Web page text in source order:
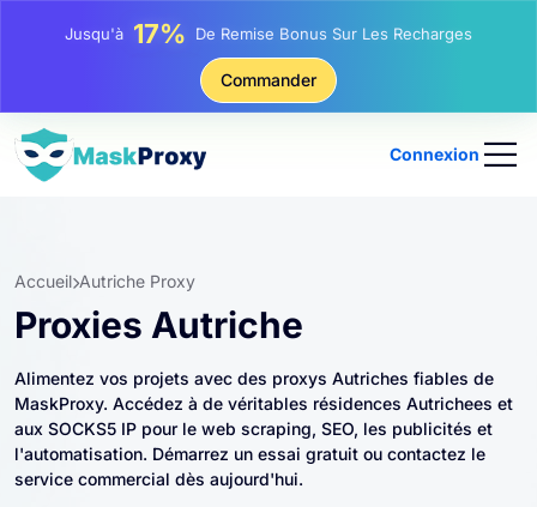
Jusqu'à25%Remise Sur Les Achats Statiques IP
Remise Sur Les Achats Tournants IP
Commander
Connexion
Accueil Autriche Proxy
Proxies Autriche
Alimentez vos projets avec des proxys Autriches fiables de
MaskProxy. Accédez à de véritables résidences Autrichees et
aux SOCKS5 IP pour le web scraping, SEO, les publicités et
l'automatisation. Démarrez un essai gratuit ou contactez le
service commercial dès aujourd'hui.